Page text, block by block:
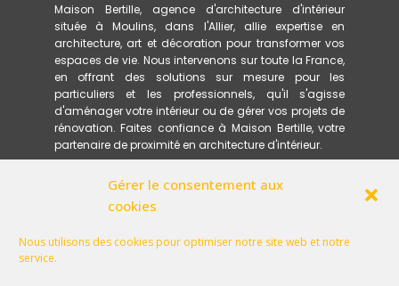
Gérer le consentement aux
cookies
Nous utilisons des cookies pour optimiser notre site web et notre
service.
Maison Bertille, agence d'architecture d'intérieur
située à Moulins, dans l'Allier, allie expertise en
architecture, art et décoration pour transformer vos
espaces de vie. Nous intervenons sur toute la France,
en offrant des solutions sur mesure pour les
particuliers et les professionnels, qu'il s'agisse
d'aménager votre intérieur ou de gérer vos projets de
rénovation. Faites confiance à Maison Bertille, votre
partenaire de proximité en architecture d'intérieur.
ACCUEIL
PRESTATIONS
RÉFÉRENCES